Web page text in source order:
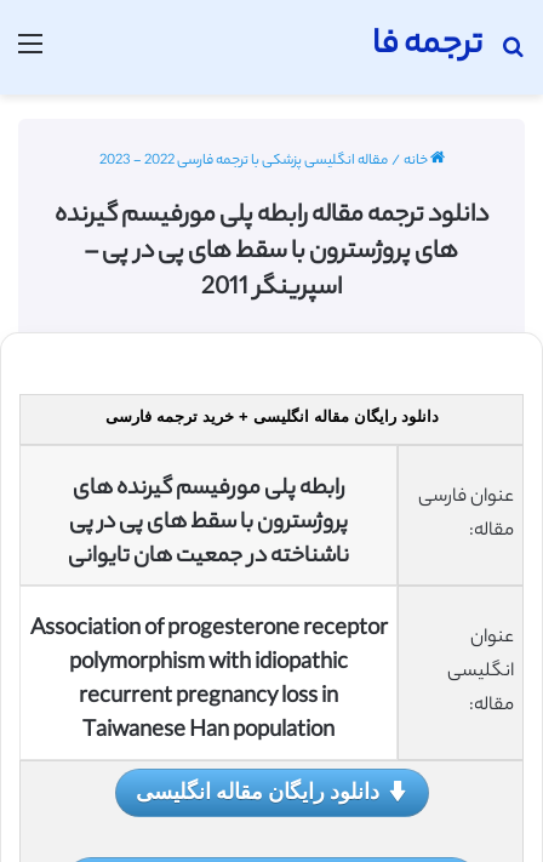
ترجمه فا
جستجو برای
خانه/مقاله انگلیسی پزشکی با ترجمه فارسی 2022 - 2023
دانلود ترجمه مقاله رابطه پلی مورفیسم گیرنده
های پروژسترون با سقط های پی در پی –
اسپرینگر 2011
دانلود رایگان مقاله انگلیسی + خرید ترجمه فارسی
عنوان فارسی
مقاله:
رابطه پلی مورفیسم گیرنده های
پروژسترون با سقط های پی در پی
ناشناخته در جمعیت هان تایوانی
عنوان
انگلیسی
مقاله:
Association of progesterone receptor
polymorphism with idiopathic
recurrent pregnancy loss in
Taiwanese Han population
دانلود رایگان مقاله انگلیسی